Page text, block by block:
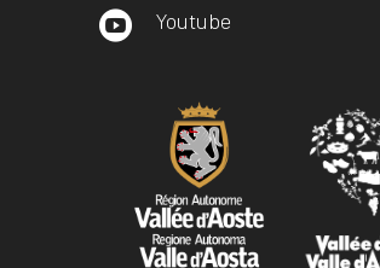
 Youtube